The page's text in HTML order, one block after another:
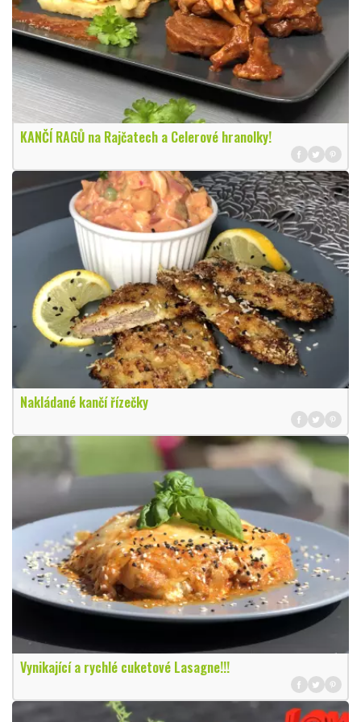
KANČÍ RAGŮ na Rajčatech a Celerové hranolky!
Nakládané kančí řízečky
Vynikající a rychlé cuketové Lasagne!!!